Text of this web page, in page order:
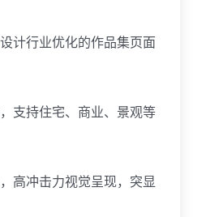
计行业优化的作品集页面
支持住宅、商业、景观等
高冲击力视觉呈现，突显